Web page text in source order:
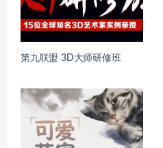
第九联盟 3D大师研修班